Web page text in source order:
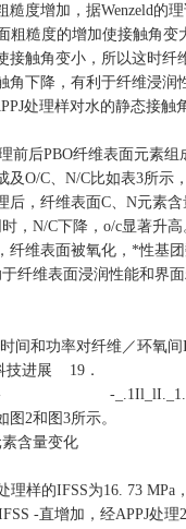
糙度增加，据Wenzeld的
粗糙度的增加使接触角变
接触角变小，所以这时纤
角下降，有利于纤维浸润
处理样对水的静态接触
前后PBO纤维表面元素组
及O/C、N/C比如表3所示
后，纤维表面C、N元素
，N/C下降，o/c显著升
纤维表面被氧化，*性基
纤维表面浸润性能和界
间和功率对纤维／环氧间
进展 19．
__- -
2和图3所示。
含量变化
理样的IFSS为16. 73 MPa
-直增加，经APPJ处理